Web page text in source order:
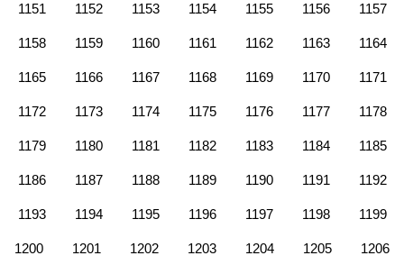
1151 1152 1153 1154 1155 1156 1157
1158 1159 1160 1161 1162 1163 1164
1165 1166 1167 1168 1169 1170 1171
1172 1173 1174 1175 1176 1177 1178
1179 1180 1181 1182 1183 1184 1185
1186 1187 1188 1189 1190 1191 1192
1193 1194 1195 1196 1197 1198 1199
1200 1201 1202 1203 1204 1205 1206